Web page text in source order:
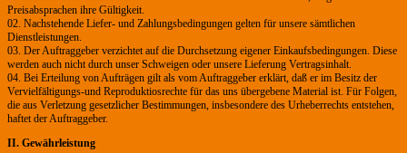
Preisabsprachen ihre Gültigkeit.
02. Nachstehende Liefer- und Zahlungsbedingungen gelten für unsere sämtlichen
Dienstleistungen.
03. Der Auftraggeber verzichtet auf die Durchsetzung eigener Einkaufsbedingungen. Diese
werden auch nicht durch unser Schweigen oder unsere Lieferung Vertragsinhalt.
04. Bei Erteilung von Aufträgen gilt als vom Auftraggeber erklärt, daß er im Besitz der
Vervielfältigungs-und Reproduktiosrechte für das uns übergebene Material ist. Für Folgen,
die aus Verletzung gesetzlicher Bestimmungen, insbesondere des Urheberrechts entstehen,
haftet der Auftraggeber.
II. Gewährleistung